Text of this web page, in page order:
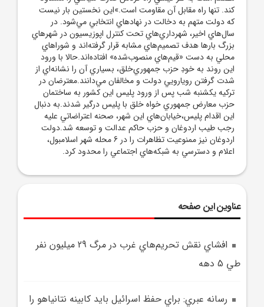
کند. تنها راه مقابل آن مقاومت است.»اين نخستين بار نيست
که دولت متهم به دخالت در نهادهاي انتخابي مي‌شود. در
سال‌هاي اخير، شهرداري‌هاي تحت کنترل اپوزيسيون در شهرهاي
بزرگ بارها هدف تصميم‌هاي مشابه قرار گرفته‌اند و شوراهاي
محلي به دست «قيم‌هاي منصوب‌شده» افتاده‌اند.حالا با ورود
اين روند به خودِ حزب جمهوري‌خلق، بسياري آن را نشانه‌اي از
شدت گرفتن رويارويي دولت و مخالفان مي‌دانند.معترضان در
ترکيه يکشنبه شب پس از ورود پليس اين کشور به ساختمان
حزب معارض جمهوري خواه خلق با پليس درگير شدند.به دنبال
اين اقدام پليس،خيابان‌هاي اين شهر، صحنه اعتراضاتي عليه
رجب طيب اردوغان و حزب حاکم عدالت و توسعه شد.دولت
اردوغان نيز ممنوعيت تظاهرات را در 6 محله شهر اسلامبول،
اعلام و دسترسي به شبکه‌هاي اجتماعي را محدود کرد.
عناوین این صفحه
افشاي نقش تحريم‌هاي غرب در مرگ 29 ميليون نفر
طي 5 دهه
رسانه عبري: براي حفظ اسرائيل بايد کابينه نتانياهو را